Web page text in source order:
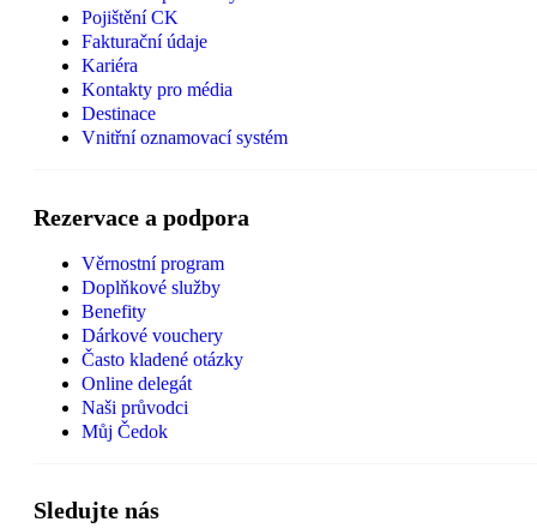
Pojištění CK
Fakturační údaje
Kariéra
Kontakty pro média
Destinace
Vnitřní oznamovací systém
Rezervace a podpora
Věrnostní program
Doplňkové služby
Benefity
Dárkové vouchery
Často kladené otázky
Online delegát
Naši průvodci
Můj Čedok
Sledujte nás